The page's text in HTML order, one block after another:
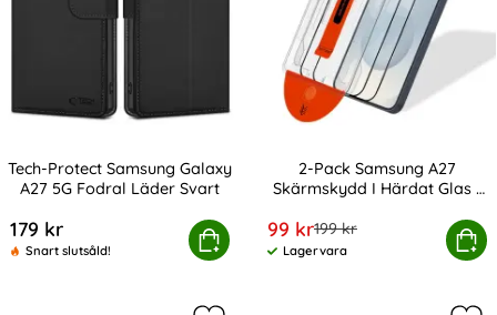
Tech-Protect Samsung Galaxy
A27 5G Fodral Läder Svart
179 kr
Snart slutsåld!
Köp
Protect Samsung Galaxy A27 5G Fodral Läder Svart
2-Pack Samsung A27
Skärmskydd I Härdat Glas -
rea pris
99 krtidigare pris
199 kr
Tillgänglighet:
Lagervara
Köp
2-Pack Samsung A27 Skärmskydd I